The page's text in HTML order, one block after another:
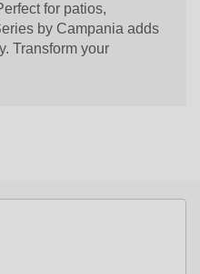
for patios,
by Campania adds
Transform your